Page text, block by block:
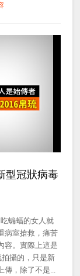
型冠狀病毒
蝙蝠的女人就
病室搶救，痛苦
容。實際上這是
攝的，只是新
傳，除了不是...